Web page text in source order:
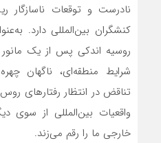
نادرست و توقعات ناسازگار
کنشگران بین‌المللی دارد.
روسیه اندکی پس از یک
شرایط منطقه‌ای، ناگهان
تناقض در انتظار رفتارهای
واقعیات بین‌المللی از
خارجی ما را رقم می‌زند.